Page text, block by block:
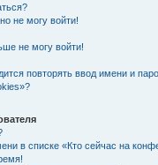
не могу войти!
не могу войти!
повторять ввод имени и
в списке «Кто сейчас на